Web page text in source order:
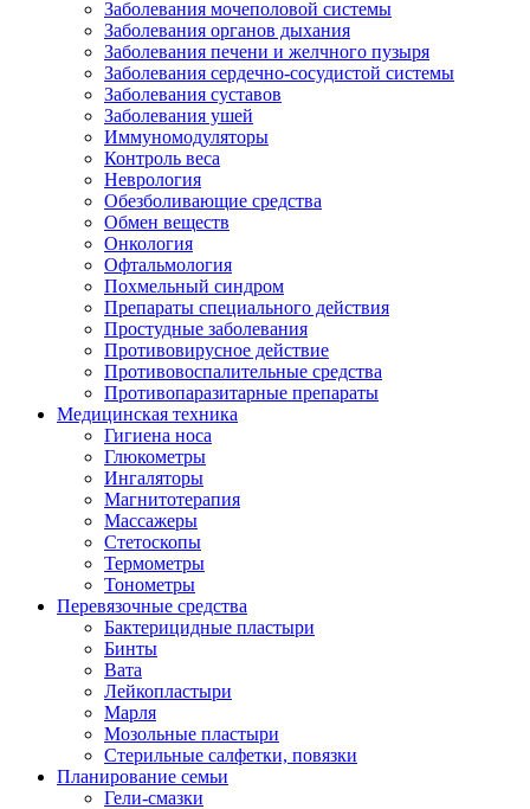
Заболевания мочеполовой системы
Заболевания органов дыхания
Заболевания печени и желчного пузыря
Заболевания сердечно-сосудистой системы
Заболевания суставов
Заболевания ушей
Иммуномодуляторы
Контроль веса
Неврология
Обезболивающие средства
Обмен веществ
Онкология
Офтальмология
Похмельный синдром
Препараты специального действия
Простудные заболевания
Противовирусное действие
Противовоспалительные средства
Противопаразитарные препараты
Медицинская техника
Гигиена носа
Глюкометры
Ингаляторы
Магнитотерапия
Массажеры
Стетоскопы
Термометры
Тонометры
Перевязочные средства
Бактерицидные пластыри
Бинты
Вата
Лейкопластыри
Марля
Мозольные пластыри
Стерильные салфетки, повязки
Планирование семьи
Гели-смазки